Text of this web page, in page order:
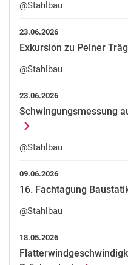
@Stahlbau
23.06.2026
Exkursion zu Peiner
@Stahlbau
23.06.2026
Schwingungsmessung
@Stahlbau
09.06.2026
16. Fachtagung
@Stahlbau
18.05.2026